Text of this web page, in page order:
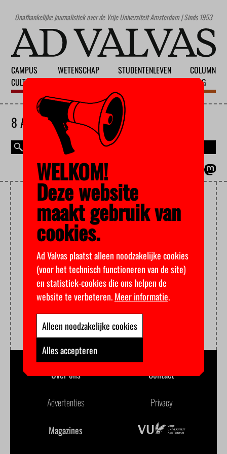
Onafhankelijke journalistiek over de Vrije Universiteit Amsterdam | Sinds 1953
CAMPUS
CULTUUR
WETENSCHAP
STUDENTENLEVEN
COLUMN
BLOG
8 AUGUSTUS 2026
DAKLOZENOPVANG
Over ons Contact
Advertenties Privacy
Magazines
WELKOM!
Deze website
maakt gebruik van
cookies.
Ad Valvas plaatst alleen noodzakelijke cookies
(voor het technisch functioneren van de site)
en statistiek-cookies die ons helpen de
website te verbeteren.Meer informatie.
Alleen noodzakelijke cookies
Alles accepteren